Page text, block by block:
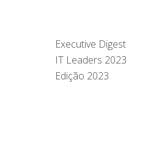
Executive Digest
IT Leaders 2023
Edição 2023